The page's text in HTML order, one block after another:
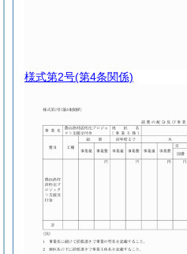
様式第2号(第4条関係)